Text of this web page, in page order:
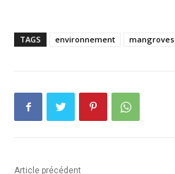
TAGS environnement mangroves
Article précédent